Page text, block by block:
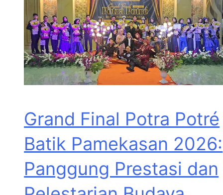
Grand Final Potra Potré
Batik Pamekasan 2026:
Panggung Prestasi dan